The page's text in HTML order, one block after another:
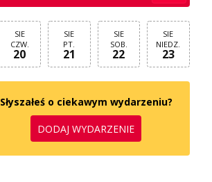
SIE
CZW.
20
SIE
PT.
21
SIE
SOB.
22
SIE
NIEDZ.
23
Słyszałeś o ciekawym wydarzeniu?
DODAJ WYDARZENIE